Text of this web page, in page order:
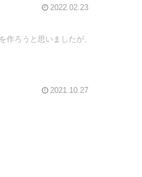
2022.02.23
作ろうと思いましたが、
2021.10.27